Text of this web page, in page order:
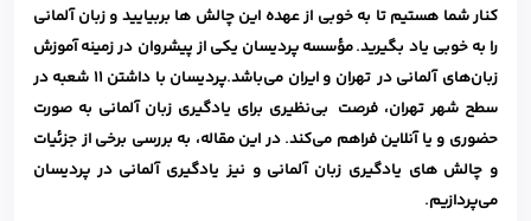
کنار شما هستیم تا به خوبی از عهده این چالش ها بربیایید و زبان آلمانی
را به خوبی یاد بگیرید. مؤسسه پردیسان یکی از پیشروان در زمینه آموزش
زبان‌های آلمانی در تهران و ایران می‌باشد.پردیسان با داشتن 11 شعبه در
سطح شهر تهران، فرصت‌ بی‌نظیری برای یادگیری زبان آلمانی به صورت
حضوری و یا آنلاین فراهم می‌کند. در این مقاله، به بررسی برخی از جزئیات
و چالش های یادگیری زبان آلمانی و نیز یادگیری آلمانی در پردیسان
می‌پردازیم.